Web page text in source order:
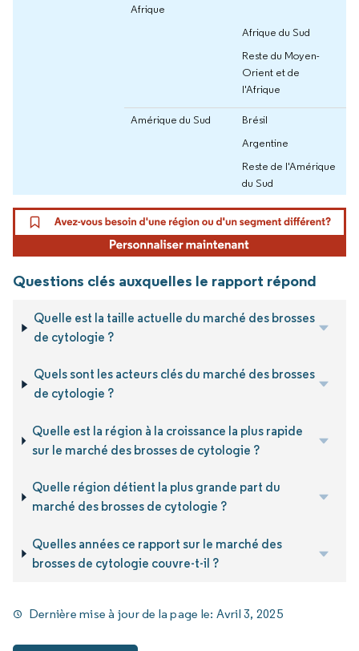
Afrique
Afrique du Sud
Reste du Moyen-
Orient et de
l'Afrique
Amérique du Sud
Brésil
Argentine
Reste de l'Amérique
du Sud
Questions clés auxquelles le rapport répond
Quelle est la taille actuelle du marché des brosses
de cytologie ?
Quels sont les acteurs clés du marché des brosses
de cytologie ?
Quelle est la région à la croissance la plus rapide
sur le marché des brosses de cytologie ?
Quelle région détient la plus grande part du
marché des brosses de cytologie ?
Quelles années ce rapport sur le marché des
brosses de cytologie couvre-t-il ?
Dernière mise à jour de la page le: Avril 3, 2025